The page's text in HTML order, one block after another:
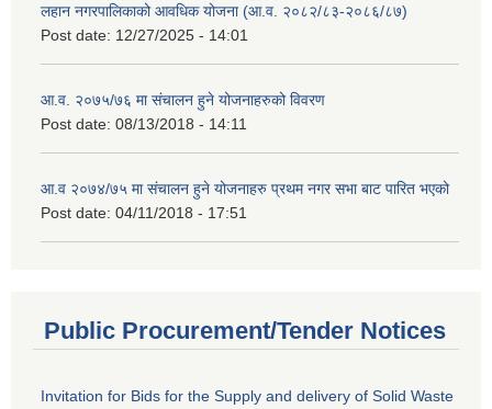
लहान नगरपालिकाको आवधिक योजना (आ.व. २०८२/८३-२०८६/८७)
Post date: 12/27/2025 - 14:01
आ.व. २०७५/७६ मा संचालन हुने योजनाहरुको विवरण
Post date: 08/13/2018 - 14:11
आ.व २०७४/७५ मा संचालन हुने योजनाहरु प्रथम नगर सभा बाट पारित भएको
Post date: 04/11/2018 - 17:51
Public Procurement/Tender Notices
Invitation for Bids for the Supply and delivery of Solid Waste